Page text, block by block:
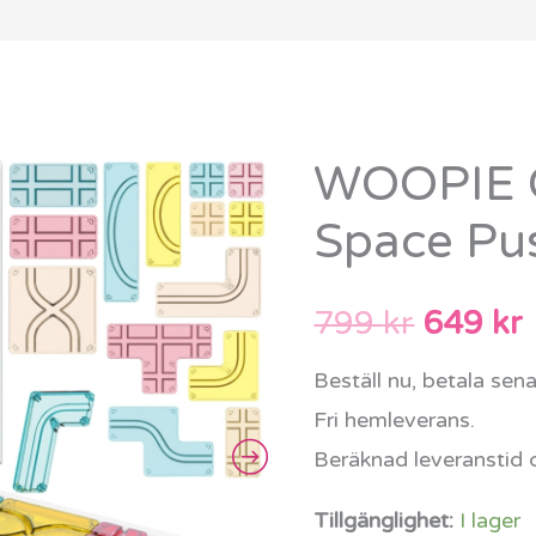
WOOPIE
Space
799kr
Det
priset
var:
799 kr.
649 kr
Beställ nu, betala
Fri hemleverans.
Beräknad leveranstid
Tillgänglighet: I lager
WOOPIE
Space
Logikspel
mängd